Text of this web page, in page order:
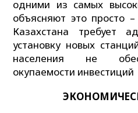
одними из самых
объясняют это просто
Казахстана требует
установку новых
населения не
окупаемости инвестиций